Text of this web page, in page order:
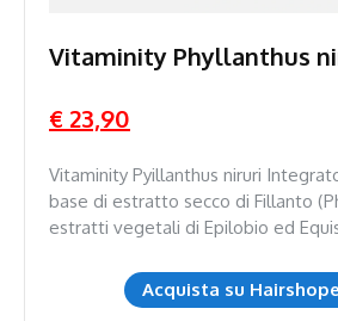
Vitaminity Phyllanthus
€ 23,90
Vitaminity Pyillanthus niruri
base di estratto secco di Fillanto
estratti vegetali di Epilobio ed
Acquista su